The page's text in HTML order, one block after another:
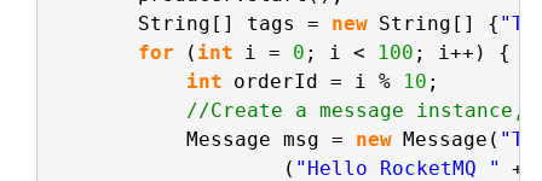
String[] tags = new String[] {
for
( int i = 0 ; i < 100 ; i++) {
int orderId = i % 10 ;
//Create a message instance,
Message msg = new Message(
( "Hello RocketMQ "
+